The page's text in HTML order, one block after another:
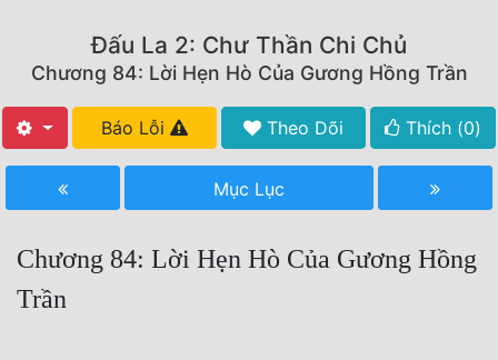
Tất Cả
Hoàn Thành
Đấu La 2: Chư Thần Chi Chủ
Chương 84: Lời Hẹn Hò Của Gương Hồng Trần
Báo Lỗi Theo Dõi Thích (0)
Mục Lục
Chương 84: Lời Hẹn Hò Của Gương Hồng
Trần